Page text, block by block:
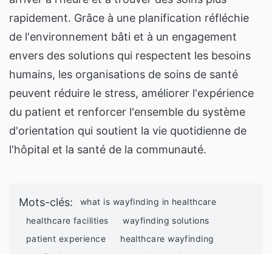
rapidement. Grâce à une planification réfléchie
de l'environnement bâti et à un engagement
envers des solutions qui respectent les besoins
humains, les organisations de soins de santé
peuvent réduire le stress, améliorer l'expérience
du patient et renforcer l'ensemble du système
d'orientation qui soutient la vie quotidienne de
l'hôpital et la santé de la communauté.
Mots-clés:
what is wayfinding in healthcare
healthcare facilities
wayfinding solutions
patient experience
healthcare wayfinding